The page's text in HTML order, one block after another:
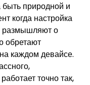
природной и
когда настройка
размышляют о
обретают
каждом девайсе.
точно так,